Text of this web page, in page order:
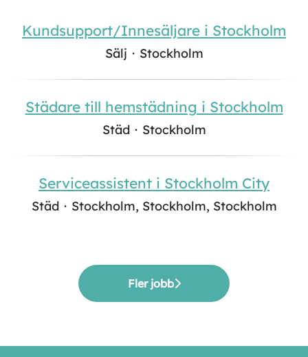
Kundsupport/Innesäljare i Stockholm
Sälj · Stockholm
Städare till hemstädning i Stockholm
Städ · Stockholm
Serviceassistent i Stockholm City
Städ · Stockholm, Stockholm, Stockholm
Fler jobb